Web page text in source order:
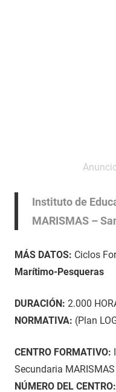
Instituto de
MARISMAS –
MÁS DATOS: Ciclos
Marítimo-Pesqueras
DURACIÓN: 2.000
NORMATIVA: (Plan
CENTRO FORMATIVO:
Secundaria MARISMAS
NÚMERO DEL CENTRO: